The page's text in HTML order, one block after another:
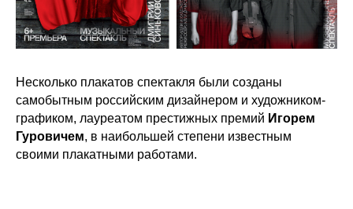
Несколько плакатов спектакля были созданы
самобытным российским дизайнером и художником-
графиком, лауреатом престижных премий Игорем
Гуровичем, в наибольшей степени известным
своими плакатными работами.